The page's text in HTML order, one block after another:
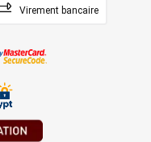
Virement bancaire